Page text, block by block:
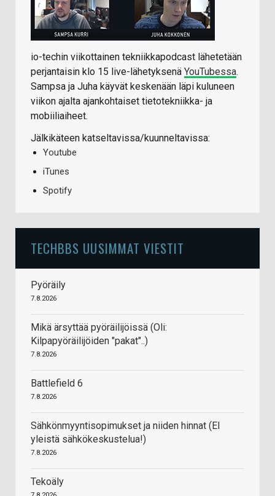
io-techin viikottainen tekniikkapodcast lähetetään
perjantaisin klo 15 live-lähetyksenä YouTubessa.
Sampsa ja Juha käyvät keskenään läpi kuluneen
viikon ajalta ajankohtaiset tietotekniikka- ja
mobiiliaiheet.
Jälkikäteen katseltavissa/kuunneltavissa:
Youtube
iTunes
Spotify
TECHBBS UUSIMMAT VIESTIT
Pyöräily
7.8.2026
Mikä ärsyttää pyöräilijöissä (Oli:
Kilpapyöräilijöiden "pakat"..)
7.8.2026
Battlefield 6
7.8.2026
Sähkönmyyntisopimukset ja niiden hinnat (EI
yleistä sähkökeskustelua!)
7.8.2026
Tekoäly